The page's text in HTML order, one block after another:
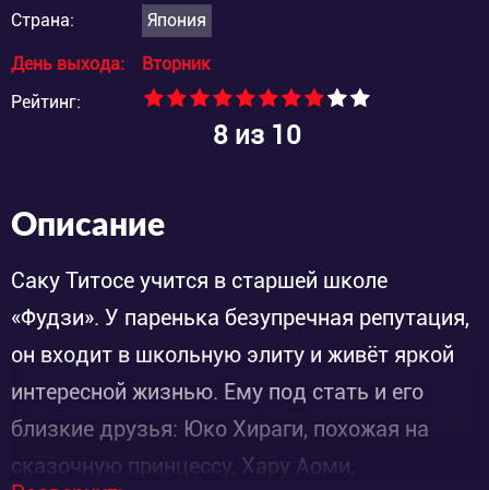
Страна:
Япония
День выхода:
Вторник
Рейтинг:
8из 10
Описание
Саку Титосе учится в старшей школе
«Фудзи». У паренька безупречная репутация,
он входит в школьную элиту и живёт яркой
интересной жизнью. Ему под стать и его
близкие друзья: Юко Хираги, похожая на
сказочную принцессу, Хару Аоми,